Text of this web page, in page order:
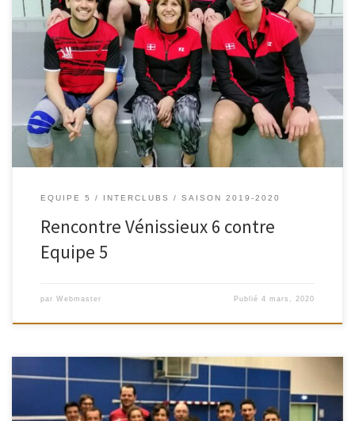
Mardi 3 mars, nous nous sommes rendus au gymnase J. Brel à
Vénissieux pour affronter leur équipe 6 dans le cadre du championnat
D4 Promotion. Nous avons rencontré des adversaires qui étaient
motivés pour gagner un maximum de matchs et ainsi démontrer que
la rencontre Aller (7-0) ne justifiait pas le […]
EQUIPE 5 INTERCLUBS SAISON 2019-2020
Rencontre Vénissieux 6 contre
Equipe 5
par Webmaster Publié4 mars, 2020